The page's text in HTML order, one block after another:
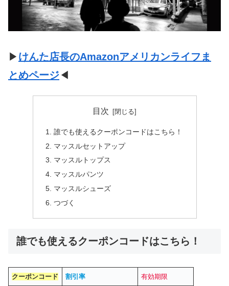
▶ けんた店長のAmazonアメリカンライフま
とめページ◀
目次
誰でも使えるクーポンコードはこちら！
マッスルセットアップ
マッスルトップス
マッスルパンツ
マッスルシューズ
つづく
誰でも使えるクーポンコードはこちら！
クーポンコード 割引率 有効期限